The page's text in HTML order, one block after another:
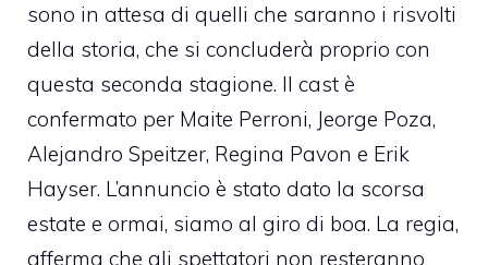
sono in attesa di quelli che saranno i risvolti
della storia, che si concluderà proprio con
questa seconda stagione. Il cast è
confermato per Maite Perroni, Jeorge Poza,
Alejandro Speitzer, Regina Pavon e Erik
Hayser. L’annuncio è stato dato la scorsa
estate e ormai, siamo al giro di boa. La regia,
afferma che gli spettatori non resteranno